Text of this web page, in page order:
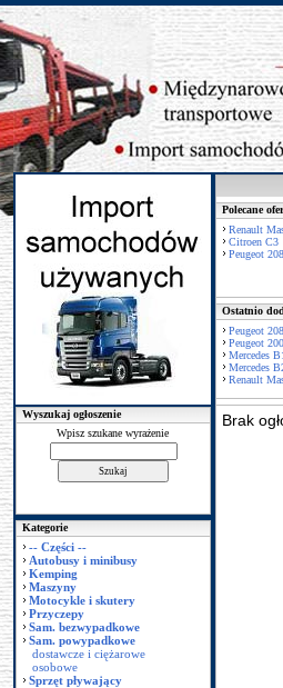
Wyszukaj ogłoszenie
Wpisz szukane wyrażenie
Kategorie
-- Części --
Autobusy i minibusy
Kemping
Maszyny
Motocykle i skutery
Przyczepy
Sam. bezwypadkowe
Sam. powypadkowe
dostawcze i ciężarowe
osobowe
Sprzęt pływający
Polecane
Renault
Citroen C3
Peugeot 208
Ostatnio
Peugeot 208
Peugeot
Mercedes
Mercedes
Renault
Brak